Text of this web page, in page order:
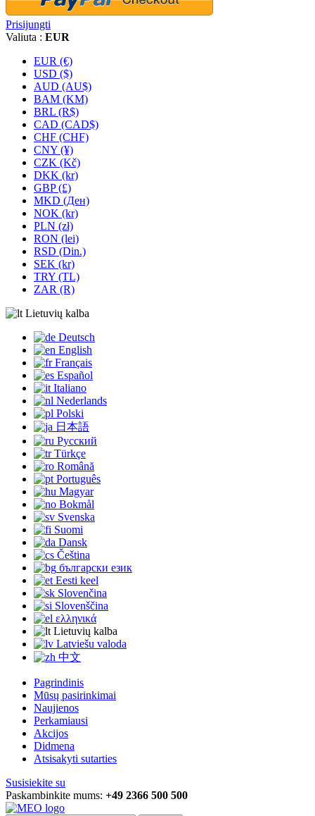
Prisijungti
Valiuta : EUR
EUR (€)
USD ($)
AUD (AU$)
BAM (KM)
BRL (R$)
CAD (CAD$)
CHF (CHF)
CNY (¥)
CZK (Kč)
DKK (kr)
GBP (£)
MKD (Ден)
NOK (kr)
PLN (zł)
RON (lei)
RSD (Din.)
SEK (kr)
TRY (TL)
ZAR (R)
Lietuvių kalba
Deutsch
English
Français
Español
Italiano
Nederlands
Polski
日本語
Русский
Türkçe
Română
Português
Magyar
Bokmål
Svenska
Suomi
Dansk
Čeština
български език
Eesti keel
Slovenčina
Slovenščina
ελληνικά
Lietuvių kalba
Latviešu valoda
中文
Pagrindinis
Mūsų pasirinkimai
Naujienos
Perkamiausi
Akcijos
Didmena
Atsisakyti sutarties
Susisiekite su
Paskambinkite mums: +49 2366 500 500